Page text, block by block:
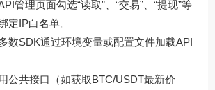
管理页面勾选“读取”、“交易”、“提现”等
定IP白名单。
数SDK通过环境变量或配置文件加载API
公共接口（如获取BTC/USDT最新价